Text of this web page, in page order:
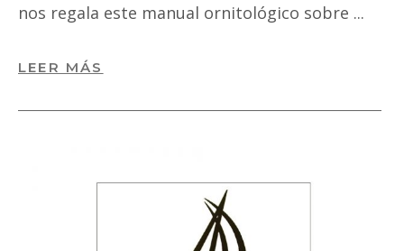
nos regala este manual ornitológico sobre
LEER MÁS